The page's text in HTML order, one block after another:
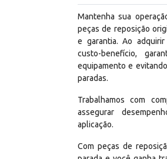
Mantenha sua
peças de reposição
e garantia. Ao
custo-benefício,
equipamento e
paradas.
Trabalhamos com
assegurar
aplicação.
Com peças de